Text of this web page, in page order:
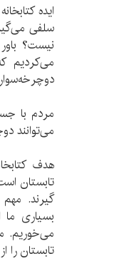
ایده
سلفی
نیست؟
می‌کردیم
می‌توانند
هدف
تابستان
گیرند.
بسیاری
می‌خوریم.
تابستان را